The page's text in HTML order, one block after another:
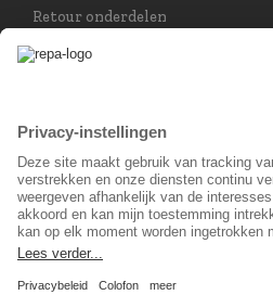
Retour onderdelen
Nederlands
Sociaal Netwerk